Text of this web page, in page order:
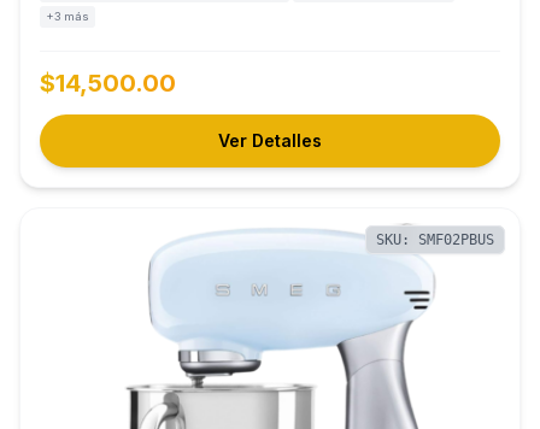
+3 más
$14,500.00
Ver Detalles
SKU: SMF02PBUS